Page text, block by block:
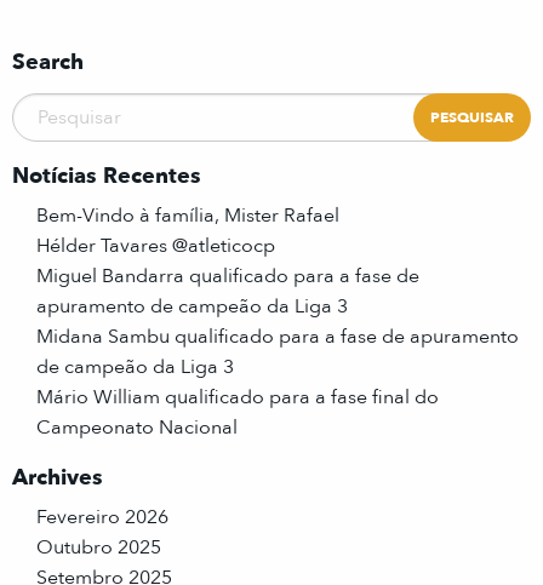
Search
Notícias Recentes
Bem-Vindo à família, Mister Rafael
Hélder Tavares @atleticocp
Miguel Bandarra qualificado para a fase de
apuramento de campeão da Liga 3
Midana Sambu qualificado para a fase de apuramento
de campeão da Liga 3
Mário William qualificado para a fase final do
Campeonato Nacional
Archives
Fevereiro 2026
Outubro 2025
Setembro 2025